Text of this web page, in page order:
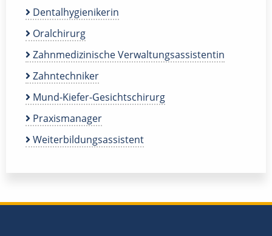
Dentalhygienikerin
Oralchirurg
Zahnmedizinische Verwaltungsassistentin
Zahntechniker
Mund-Kiefer-Gesichtschirurg
Praxismanager
Weiterbildungsassistent